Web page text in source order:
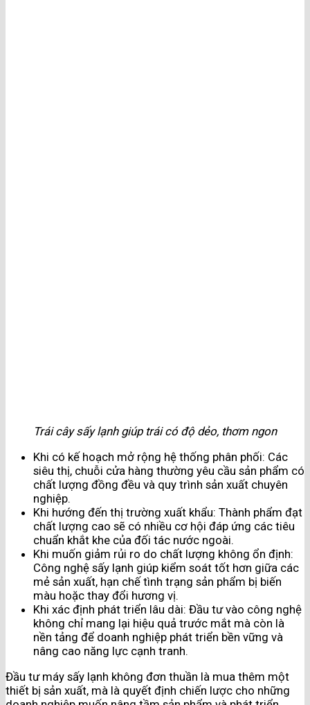
Trái cây sấy lạnh giúp trái có độ dẻo, thơm ngon
Khi có kế hoạch mở rộng hệ thống phân phối: Các
siêu thị, chuỗi cửa hàng thường yêu cầu sản phẩm có
chất lượng đồng đều và quy trình sản xuất chuyên
nghiệp.
Khi hướng đến thị trường xuất khẩu: Thành phẩm đạt
chất lượng cao sẽ có nhiều cơ hội đáp ứng các tiêu
chuẩn khắt khe của đối tác nước ngoài.
Khi muốn giảm rủi ro do chất lượng không ổn định:
Công nghệ sấy lạnh giúp kiểm soát tốt hơn giữa các
mẻ sản xuất, hạn chế tình trạng sản phẩm bị biến
màu hoặc thay đổi hương vị.
Khi xác định phát triển lâu dài: Đầu tư vào công nghệ
không chỉ mang lại hiệu quả trước mắt mà còn là
nền tảng để doanh nghiệp phát triển bền vững và
nâng cao năng lực cạnh tranh.
Đầu tư máy sấy lạnh không đơn thuần là mua thêm một
thiết bị sản xuất, mà là quyết định chiến lược cho những